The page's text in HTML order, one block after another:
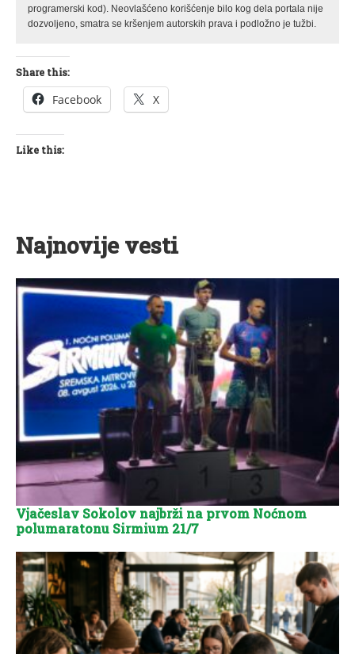
programerski kod). Neovlašćeno korišćenje bilo kog dela portala nije
dozvoljeno, smatra se kršenjem autorskih prava i podložno je tužbi.
Share this:
Facebook X
Like this:
Najnovije vesti
Vjačeslav Sokolov najbrži na prvom Noćnom
polumaratonu Sirmium 21/7